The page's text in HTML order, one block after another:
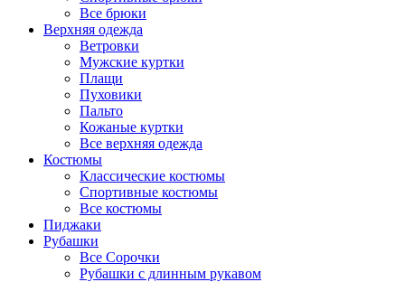
Все брюки
Верхняя одежда
Ветровки
Мужские куртки
Плащи
Пуховики
Пальто
Кожаные куртки
Все верхняя одежда
Костюмы
Классические костюмы
Спортивные костюмы
Все костюмы
Пиджаки
Рубашки
Все Сорочки
Рубашки с длинным рукавом